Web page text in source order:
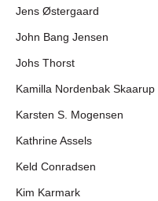
Jens Østergaard
John Bang Jensen
Johs Thorst
Kamilla Nordenbak Skaarup
Karsten S. Mogensen
Kathrine Assels
Keld Conradsen
Kim Karmark